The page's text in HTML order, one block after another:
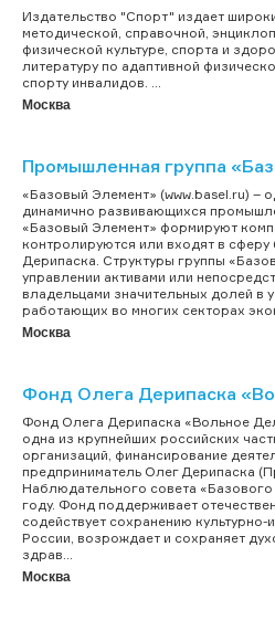
Издательство "Спорт" издает
методической, справочной,
физической культуре, спорта и
литературу по адаптивной
спорту инвалидов. ...
Москва
Промышленная группа
«Базовый Элемент» (www.basel.ru) –
динамично развивающихся
«Базовый Элемент» формируют
контролируются или входят в
Дерипаска. Структуры группы
управлении активами или
владельцами значительных долей в
работающих во многих секторах
Москва
Фонд Олега Дерипаска
Фонд Олега Дерипаска «Вольное
одна из крупнейших российских
организаций, финансирование
предприниматель Олег Дерипаска
Наблюдательного совета
году. Фонд поддерживает
содействует сохранению
России, возрождает и сохраняет
здрав...
Москва